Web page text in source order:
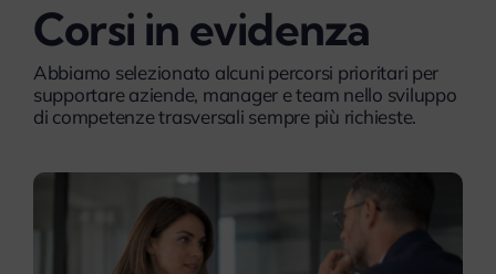
Corsi in evidenza
Abbiamo selezionato alcuni percorsi prioritari per
supportare aziende, manager e team nello sviluppo
di competenze trasversali sempre più richieste.